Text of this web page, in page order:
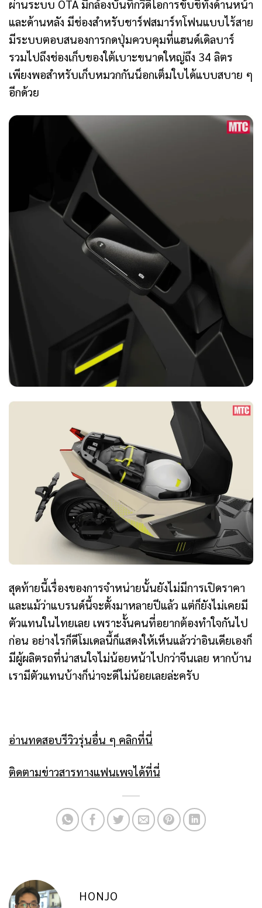
ผ่านระบบ OTA มีกล้องบันทึกวิดีโอการขับขี่ทั้งด้านหน้า
และด้านหลัง มีช่องสำหรับชาร์ฟสมาร์ทโฟนแบบไร้สาย
มีระบบตอบสนองการกดปุ่มควบคุมที่แฮนด์เดิลบาร์
รวมไปถึงช่องเก็บของใต้เบาะขนาดใหญ่ถึง 34 ลิตร
เพียงพอสำหรับเก็บหมวกกันน็อกเต็มใบได้แบบสบาย ๆ
อีกด้วย
สุดท้ายนี้เรื่องของการจำหน่ายนั้นยังไม่มีการเปิดราคา
และแม้ว่าแบรนด์นี้จะตั้งมาหลายปีแล้ว แต่ก็ยังไม่เคยมี
ตัวแทนในไทยเลย เพราะงั้นคนที่อยากต้องทำใจกันไป
ก่อน อย่างไรก็ดีโมเดลนี้ก็แสดงให้เห็นแล้วว่าอินเดียเองก็
มีผู้ผลิตรถที่น่าสนใจไม่น้อยหน้าไปกว่าจีนเลย หากบ้าน
เรามีตัวแทนบ้างก็น่าจะดีไม่น้อยเลยล่ะครับ
อ่านทดสอบรีวิวรุ่นอื่น ๆ คลิกที่นี่
ติดตามข่าวสารทางแฟนเพจได้ที่นี่
HONJO